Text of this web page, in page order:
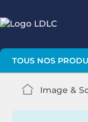
TOUS NOS
Image &